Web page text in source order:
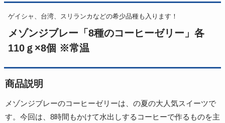
ゲイシャ、台湾、スリランカなどの希少品種も入ります！
メゾンジブレー「8種のコーヒーゼリー」各
110ｇ×8個 ※常温
商品説明
メゾンジブレーのコーヒーゼリーは、の夏の大人気スイーツで
す。今回は、8時間もかけて水出しするコーヒーで作るものを主